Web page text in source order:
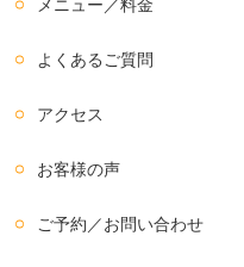
メニュー／料金
よくあるご質問
アクセス
お客様の声
ご予約／お問い合わせ